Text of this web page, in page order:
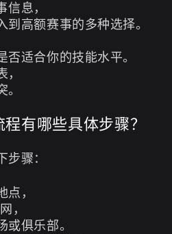
信息，
高额赛事的多种选择。
否适合你的技能水平。
有哪些具体步骤？
骤：
，
，
或俱乐部。